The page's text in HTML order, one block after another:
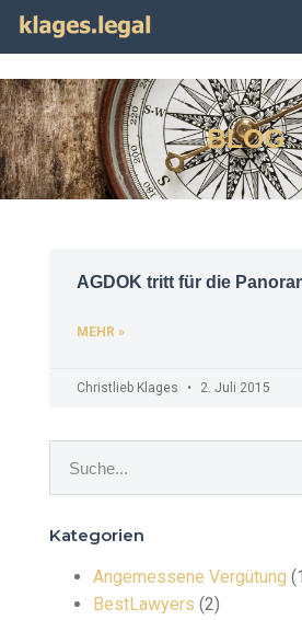
BLOG
AGDOK tritt für die
MEHR »
Christlieb Klages 2. Juli 2015
Kategorien
Angemessene Vergütung
BestLawyers (2)